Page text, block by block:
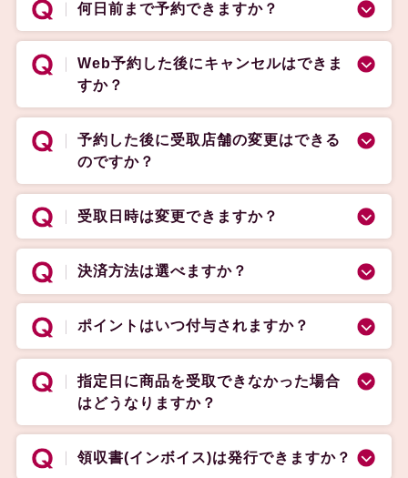
何日前まで予約できますか？
Web予約した後にキャンセルはできま
すか？
予約した後に受取店舗の変更はできる
のですか？
受取日時は変更できますか？
決済方法は選べますか？
ポイントはいつ付与されますか？
指定日に商品を受取できなかった場合
はどうなりますか？
領収書(インボイス)は発行できますか？